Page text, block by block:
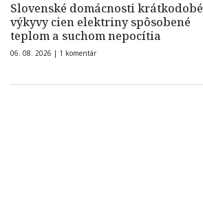
Slovenské domácnosti krátkodobé
výkyvy cien elektriny spôsobené
teplom a suchom nepocítia
06. 08. 2026 | 1 komentár